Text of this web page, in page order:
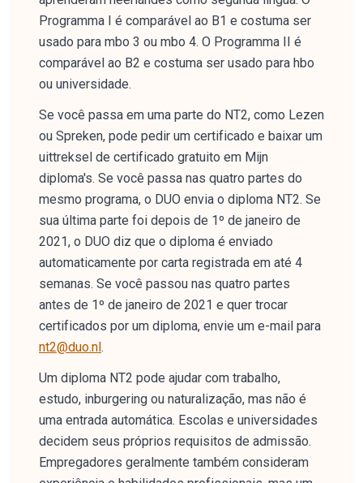
Programma I é comparável ao B1 e costuma ser
usado para mbo 3 ou mbo 4. O Programma II é
comparável ao B2 e costuma ser usado para hbo
ou universidade.
Se você passa em uma parte do NT2, como Lezen
ou Spreken, pode pedir um certificado e baixar um
uittreksel de certificado gratuito em Mijn
diploma's. Se você passa nas quatro partes do
mesmo programa, o DUO envia o diploma NT2. Se
sua última parte foi depois de 1º de janeiro de
2021, o DUO diz que o diploma é enviado
automaticamente por carta registrada em até 4
semanas. Se você passou nas quatro partes
antes de 1º de janeiro de 2021 e quer trocar
certificados por um diploma, envie um e-mail para
nt2@duo.nl.
Um diploma NT2 pode ajudar com trabalho,
estudo, inburgering ou naturalização, mas não é
uma entrada automática. Escolas e universidades
decidem seus próprios requisitos de admissão.
Empregadores geralmente também consideram